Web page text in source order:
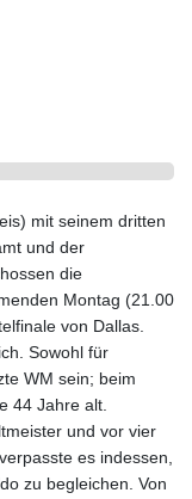
mit seinem dritten
und der
die
Montag (21.00
von Dallas.
Sowohl für
WM sein; beim
44 Jahre alt.
und vor vier
es indessen,
zu begleichen. Von